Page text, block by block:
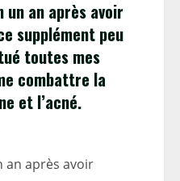
un an après avoir
supplément peu
toutes mes
combattre la
et l’acné.